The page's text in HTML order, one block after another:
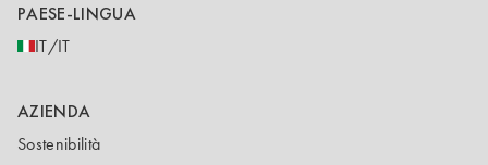
PAESE-LINGUA
IT/IT
AZIENDA
Sostenibilità